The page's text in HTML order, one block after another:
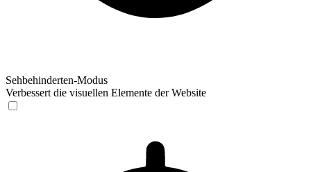
Sehbehinderten-Modus
Verbessert die visuellen Elemente der Website